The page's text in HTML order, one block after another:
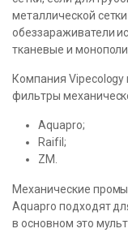
металлической
обеззараживатели
тканевые и
Компания
фильтры
Aquapro;
Raifil;
ZM.
Механические
Aquapro подходят
в основном это